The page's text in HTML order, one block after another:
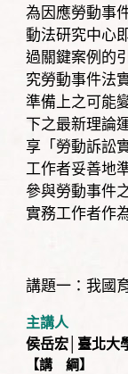
為因應勞動事
動法研究中心
過關鍵案例的
究勞動事件法
準備上之可能
下之最新理論
享「勞動訴訟
工作者妥善地
參與勞動事件
實務工作者作
講題一：我國
主講人
侯岳宏│臺北大
【講 綱】